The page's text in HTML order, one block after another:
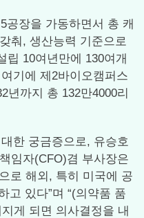
공장을 가동하면서 총 캐
춰, 생산능력 기준으로
립 10여년만에 130여개
기에 제2바이오캠퍼스
년까지 총 132만4000리
한 궁금증으로, 유승호
임자(CFO)겸 부사장은
로 해외, 특히 미국에 공
고 있다”며 “(의약품 품
게 되면 의사결정을 내